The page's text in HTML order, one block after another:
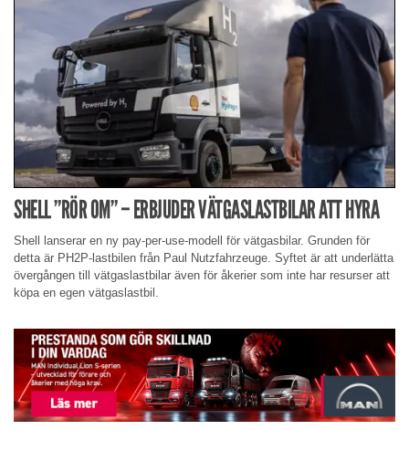
SHELL ”RÖR OM” – ERBJUDER VÄTGASLASTBILAR ATT HYRA
Shell lanserar en ny pay-per-use-modell för vätgasbilar. Grunden för
detta är PH2P-lastbilen från Paul Nutzfahrzeuge. Syftet är att underlätta
övergången till vätgaslastbilar även för åkerier som inte har resurser att
köpa en egen vätgaslastbil.